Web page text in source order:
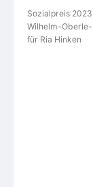
Sozialpreis
Wilhelm-
für Ria Hinken